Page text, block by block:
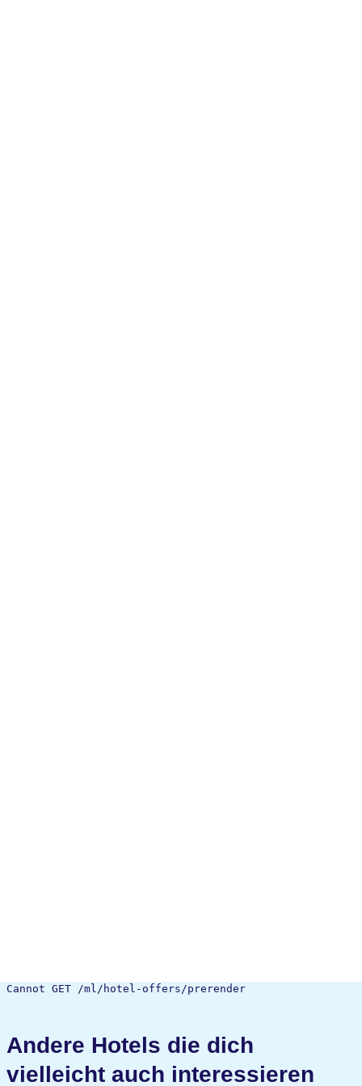
Cannot GET /ml/hotel-offers/prerender
Andere Hotels die dich
vielleicht auch interessieren